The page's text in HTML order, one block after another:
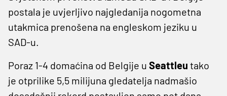
postala je uvjerljivo najgledanija nogometna
utakmica prenošena na engleskom jeziku u
SAD-u.
Poraz 1-4 domaćina od Belgije u Seattleu tako
je otprilike 5,5 milijuna gledatelja nadmašio